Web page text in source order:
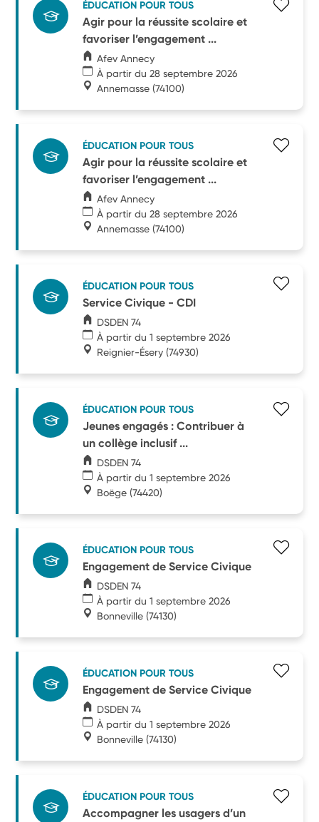
ÉDUCATION POUR TOUS
Agir pour la réussite scolaire et
favoriser l’engagement ...
Afev Annecy
À partir du 28 septembre 2026
Annemasse (74100)
ÉDUCATION POUR TOUS
Agir pour la réussite scolaire et
favoriser l’engagement ...
Afev Annecy
À partir du 28 septembre 2026
Annemasse (74100)
ÉDUCATION POUR TOUS
Service Civique - CDI
DSDEN 74
À partir du 1 septembre 2026
Reignier-Ésery (74930)
ÉDUCATION POUR TOUS
Jeunes engagés : Contribuer à
un collège inclusif ...
DSDEN 74
À partir du 1 septembre 2026
Boëge (74420)
ÉDUCATION POUR TOUS
Engagement de Service Civique
DSDEN 74
À partir du 1 septembre 2026
Bonneville (74130)
ÉDUCATION POUR TOUS
Engagement de Service Civique
DSDEN 74
À partir du 1 septembre 2026
Bonneville (74130)
ÉDUCATION POUR TOUS
Accompagner les usagers d’un